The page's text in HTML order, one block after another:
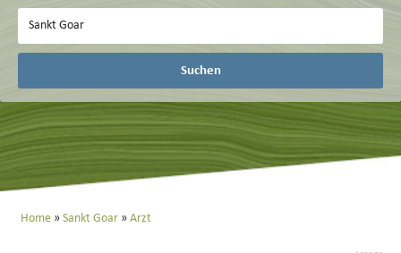
Suchen
Home Sankt Goar Arzt